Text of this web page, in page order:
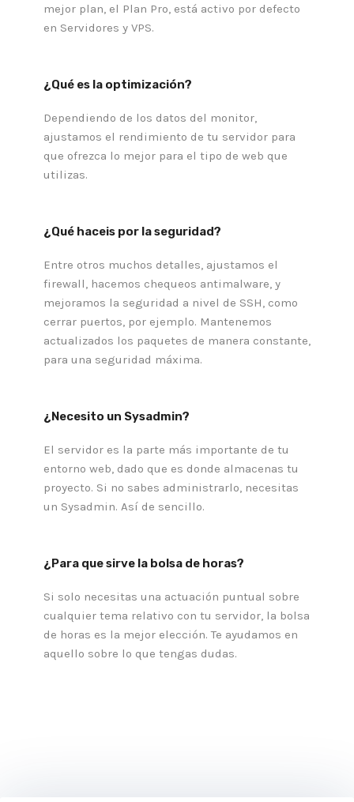
mejor plan, el Plan Pro, está activo por defecto
en Servidores y VPS.
¿Qué es la optimización?
Dependiendo de los datos del monitor,
ajustamos el rendimiento de tu servidor para
que ofrezca lo mejor para el tipo de web que
utilizas.
¿Qué haceis por la seguridad?
Entre otros muchos detalles, ajustamos el
firewall, hacemos chequeos antimalware, y
mejoramos la seguridad a nivel de SSH, como
cerrar puertos, por ejemplo. Mantenemos
actualizados los paquetes de manera constante,
para una seguridad máxima.
¿Necesito un Sysadmin?
El servidor es la parte más importante de tu
entorno web, dado que es donde almacenas tu
proyecto. Si no sabes administrarlo, necesitas
un Sysadmin. Así de sencillo.
¿Para que sirve la bolsa de horas?
Si solo necesitas una actuación puntual sobre
cualquier tema relativo con tu servidor, la bolsa
de horas es la mejor elección. Te ayudamos en
aquello sobre lo que tengas dudas.